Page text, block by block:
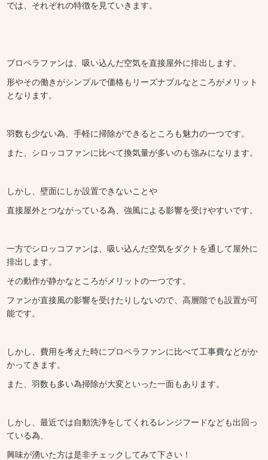
では、それぞれの特徴を見ていきます。
プロペラファンは、吸い込んだ空気を直接屋外に排出します。
形やその働きがシンプルで価格もリーズナブルなところがメリット
となります。
羽数も少ない為、手軽に掃除ができるところも魅力の一つです。
また、シロッコファンに比べて換気量が多いのも強みになります。
しかし、壁面にしか設置できないことや
直接屋外とつながっている為、強風による影響を受けやすいです。
一方でシロッコファンは、吸い込んだ空気をダクトを通して屋外に
排出します。
その動作が静かなところがメリットの一つです。
ファンが直接風の影響を受けたりしないので、高層階でも設置が可
能です。
しかし、費用を考えた時にプロペラファンに比べて工事費などがか
かってきます。
また、羽数も多い為掃除が大変といった一面もあります。
しかし、最近では自動洗浄をしてくれるレンジフードなども出回っ
ている為、
興味が湧いた方は是非チェックしてみて下さい！